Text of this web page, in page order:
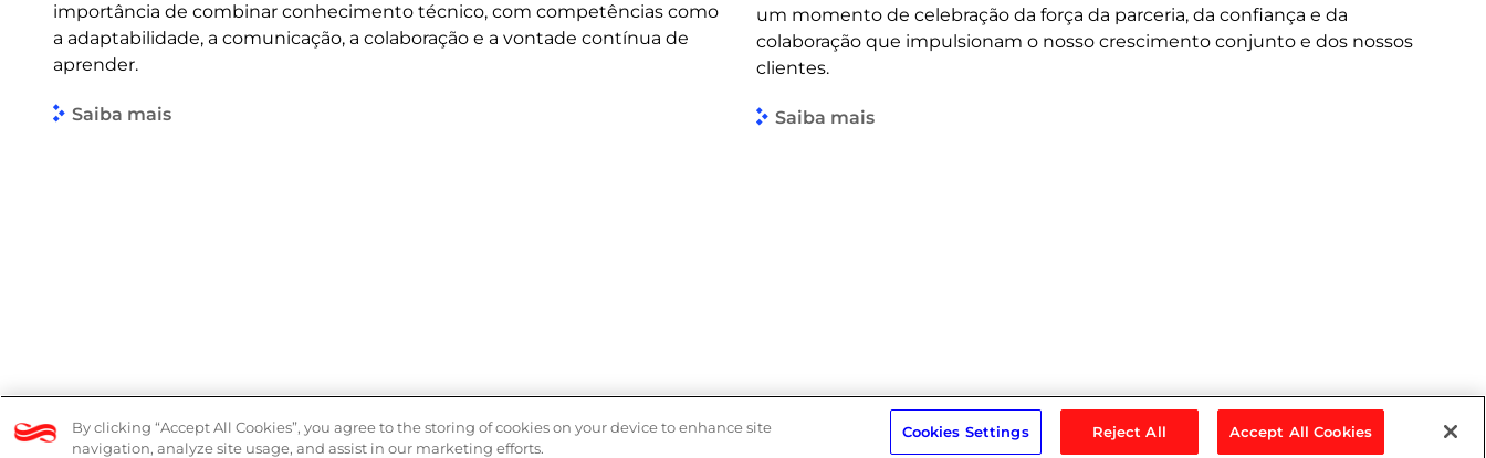
importância de combinar conhecimento técnico, com competências como
a adaptabilidade, a comunicação, a colaboração e a vontade contínua de
aprender.
Saiba mais
um momento de celebração da força da parceria, da confiança e da
colaboração que impulsionam o nosso crescimento conjunto e dos nossos
clientes.
Saiba mais
Política do Sistema de Gestão Integrado
By clicking “Accept All Cookies”, you agree to the storing of cookies on your device to enhance site
navigation, analyze site usage, and assist in our marketing efforts.
Cookies Settings Reject All Accept All Cookies